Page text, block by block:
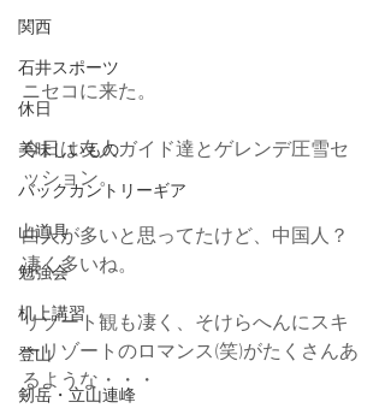
関西
石井スポーツ
休日
美味しいもの
バックカントリーギア
山道具
勉強会
机上講習
登山
剱岳・立山連峰
ニセコに来た。
今日は友人ガイド達とゲレンデ圧雪セ
ッション。
白人が多いと思ってたけど、中国人？
凄く多いね。
リゾート観も凄く、そけらへんにスキ
ーリゾートのロマンス(笑)がたくさんあ
るような・・・